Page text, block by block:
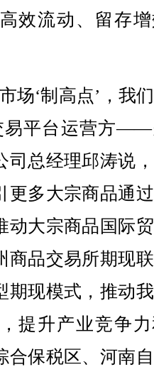
效流动、留存
‘制高点’，我
易平台运营方
司总经理邱涛说
更多大宗商品通
动大宗商品国际
商品交易所期现
期现模式，推动
提升产业竞争
合保税区、河南